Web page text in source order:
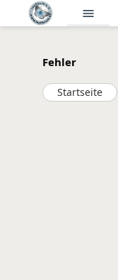
menu
Fehler
Startseite